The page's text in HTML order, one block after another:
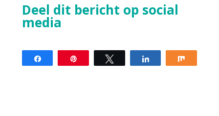
Deel dit bericht op social
media